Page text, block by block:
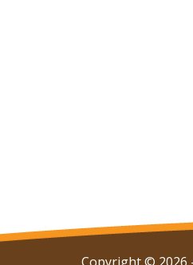
Copyright © 2026